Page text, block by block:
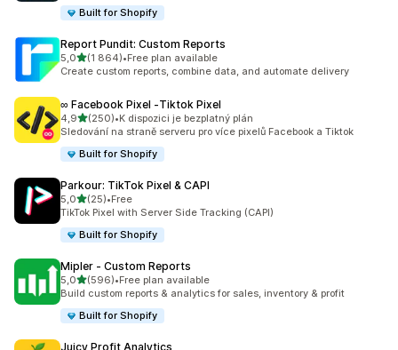
Built for Shopify
Report Pundit: Custom Reports
5,0z 5 hvězd
(1 864)
Celkový počet recenzí: 1864
•Free plan available
Create custom reports, combine data, and automate delivery
∞ Facebook Pixel ‑Tiktok Pixel
4,9z 5 hvězd
(250)
Celkový počet recenzí: 250
•K dispozici je bezplatný plán
Sledování na straně serveru pro více pixelů Facebook a Tiktok
Built for Shopify
Parkour: TikTok Pixel & CAPI
5,0z 5 hvězd
(25)
Celkový počet recenzí: 25
•Free
TikTok Pixel with Server Side Tracking (CAPI)
Built for Shopify
Mipler ‑ Custom Reports
5,0z 5 hvězd
(596)
Celkový počet recenzí: 596
•Free plan available
Build custom reports & analytics for sales, inventory & profit
Built for Shopify
Juicy Profit Analytics